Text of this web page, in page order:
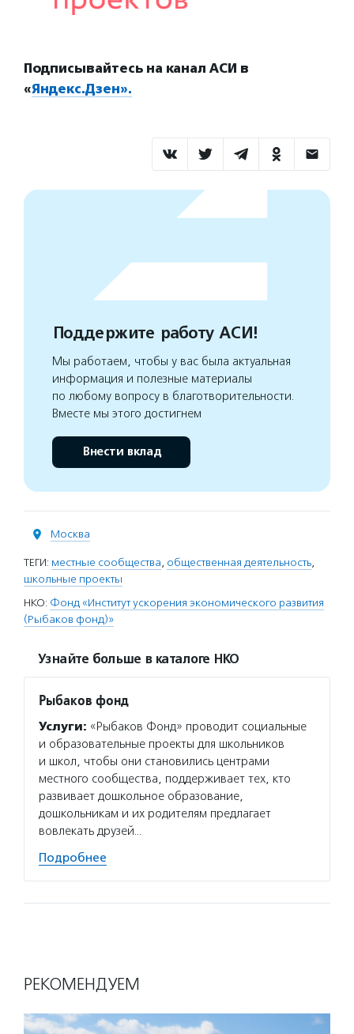
Подписывайтесь на канал АСИ в
«Яндекс.Дзен».
Поддержите работу АСИ!
Мы работаем, чтобы у вас была актуальная
информация и полезные материалы
по любому вопросу в благотворительности.
Вместе мы этого достигнем
Внести вклад
Москва
ТЕГИ: местные сообщества, общественная деятельность,
школьные проекты
НКО: Фонд «Институт ускорения экономического развития
(Рыбаков фонд)»
Узнайте больше в каталоге НКО
Рыбаков фонд
Услуги: «Рыбаков Фонд» проводит социальные
и образовательные проекты для школьников
и школ, чтобы они становились центрами
местного сообщества, поддерживает тех, кто
развивает дошкольное образование,
дошкольникам и их родителям предлагает
вовлекать друзей…
Подробнее
РЕКОМЕНДУЕМ